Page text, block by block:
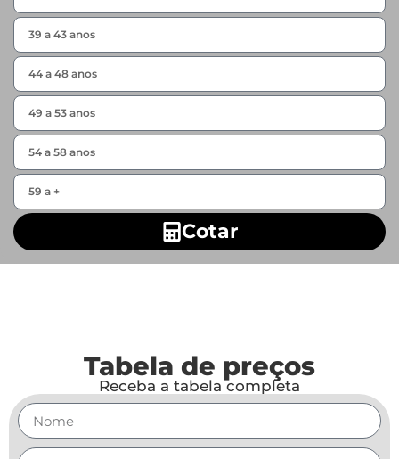
Cotar
Tabela de preços
Receba a tabela completa